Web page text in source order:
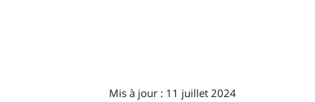
Mis à jour : 11 juillet 2024